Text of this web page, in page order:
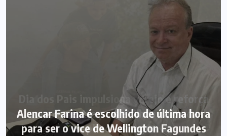
Alencar Farina é escolhido de última hora
para ser o vice de Wellington Fagundes